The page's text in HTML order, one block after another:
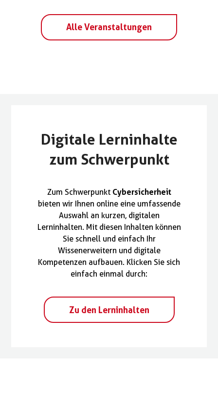
Alle Veranstaltungen
Digitale Lerninhalte
zum Schwerpunkt
Zum SchwerpunktCybersicherheit
bieten wir Ihnen online eine umfassende
Auswahl an kurzen, digitalen
Lerninhalten. Mit diesen Inhalten können
Sie schnell und einfach Ihr
Wissen erweitern und digitale
Kompetenzen aufbauen. Klicken Sie sich
einfach einmal durch:
Zu den Lerninhalten